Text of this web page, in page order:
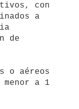
con
a
de
a 1